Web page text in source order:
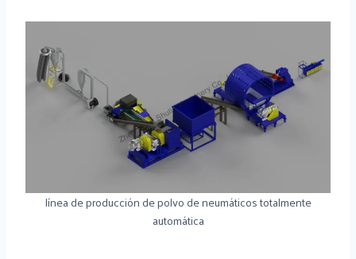
línea de producción de polvo de neumáticos totalmente
automática